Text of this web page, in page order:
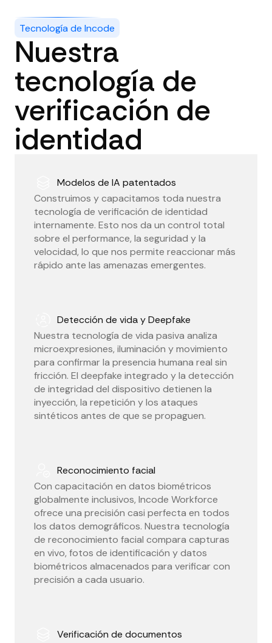
Tecnología de Incode
Nuestra
tecnología de
verificación de
identidad
Modelos de IA patentados
Construimos y capacitamos toda nuestra
tecnología de verificación de identidad
internamente. Esto nos da un control total
sobre el performance, la seguridad y la
velocidad, lo que nos permite reaccionar más
rápido ante las amenazas emergentes.
Detección de vida y Deepfake
Nuestra tecnología de vida pasiva analiza
microexpresiones, iluminación y movimiento
para confirmar la presencia humana real sin
fricción. El deepfake integrado y la detección
de integridad del dispositivo detienen la
inyección, la repetición y los ataques
sintéticos antes de que se propaguen.
Reconocimiento facial
Con capacitación en datos biométricos
globalmente inclusivos, Incode Workforce
ofrece una precisión casi perfecta en todos
los datos demográficos. Nuestra tecnología
de reconocimiento facial compara capturas
en vivo, fotos de identificación y datos
biométricos almacenados para verificar con
precisión a cada usuario.
Verificación de documentos